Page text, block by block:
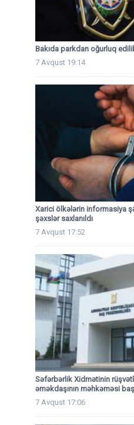
Bakıda parkdan oğurluq
7 Avqust 19:14
Xarici ölkələrin informasiya
şəxslər saxlanıldı
7 Avqust 17:52
Səfərbərlik Xidmətinin
əməkdaşının məhkəməsi
7 Avqust 17:06